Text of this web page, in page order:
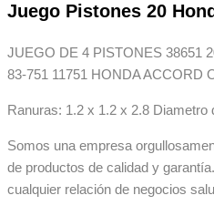
Juego Pistones 20
JUEGO DE 4 PISTONES 38651
83-751 11751 HONDA ACCORD
Ranuras: 1.2 x 1.2 x 2.8
Somos una empresa
de productos de calidad y
cualquier relación de negocios